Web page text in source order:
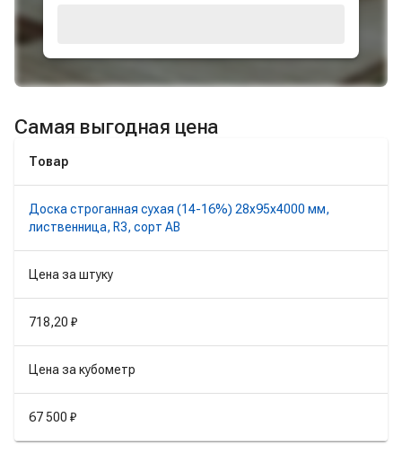
Самая выгодная цена
Товар
Доска строганная сухая (14-16%) 28х95х4000 мм,
лиственница, R3, сорт AB
Цена за штуку
718,20 ₽
Цена за кубометр
67 500 ₽